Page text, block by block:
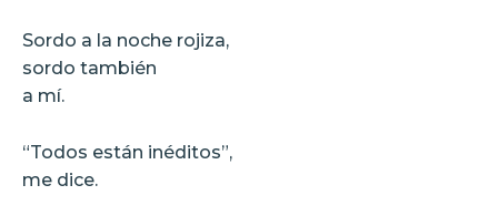
Sordo a la noche rojiza,
sordo también
a mí.
“Todos están inéditos”,
me dice.